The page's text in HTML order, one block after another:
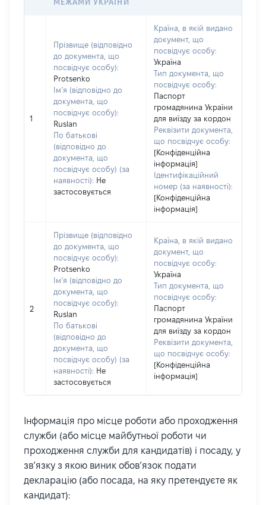
МЕЖАМИ УКРАЇНИ
1
Прізвище (відповідно
до документа, що
посвідчує особу):
Protsenko
Ім’я (відповідно до
документа, що
посвідчує особу):
Ruslan
По батькові
(відповідно до
документа, що
посвідчує особу) (за
наявності): Не
застосовується
Країна, в якій видано
документ, що
посвідчує особу:
Україна
Тип документа, що
посвідчує особу:
Паспорт
громадянина України
для виїзду за кордон
Реквізити документа,
що посвідчує особу:
[Конфіденційна
інформація]
Ідентифікаційний
номер (за наявності):
[Конфіденційна
інформація]
2
Прізвище (відповідно
до документа, що
посвідчує особу):
Protsenko
Ім’я (відповідно до
документа, що
посвідчує особу):
Ruslan
По батькові
(відповідно до
документа, що
посвідчує особу) (за
наявності): Не
застосовується
Країна, в якій видано
документ, що
посвідчує особу:
Україна
Тип документа, що
посвідчує особу:
Паспорт
громадянина України
для виїзду за кордон
Реквізити документа,
що посвідчує особу:
[Конфіденційна
інформація]
Інформація про місце роботи або проходження
служби (або місце майбутньої роботи чи
проходження служби для кандидатів) і посаду, у
зв’язку з якою виник обов’язок подати
декларацію (або посада, на яку претендуєте як
кандидат):